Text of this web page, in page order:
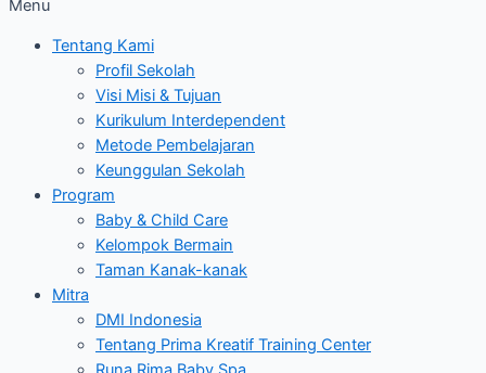
Menu
Tentang Kami
Profil Sekolah
Visi Misi & Tujuan
Kurikulum Interdependent
Metode Pembelajaran
Keunggulan Sekolah
Program
Baby & Child Care
Kelompok Bermain
Taman Kanak-kanak
Mitra
DMI Indonesia
Tentang Prima Kreatif Training Center